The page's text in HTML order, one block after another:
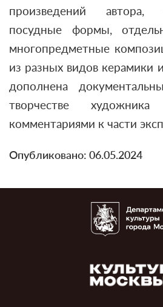
произведений
посудные формы,
многопредметные
из разных видов керамики
дополнена
творчестве
комментариями к части
Опубликовано: 06.05.2024